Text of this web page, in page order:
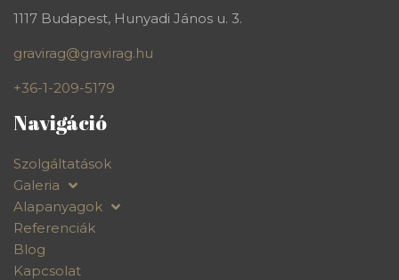
1117 Budapest, Hunyadi János u. 3.
gravirag@gravirag.hu
+36-1-209-5179
Navigáció
Szolgáltatások
Galeria
Alapanyagok
Referenciák
Blog
Kapcsolat